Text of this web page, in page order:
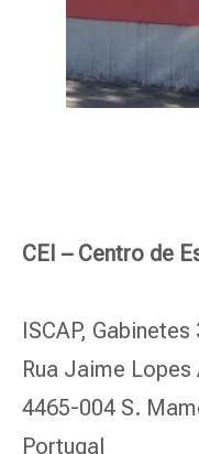
CEI – Centro de
ISCAP, Gabinetes
Rua Jaime
4465-004 S.
Portugal